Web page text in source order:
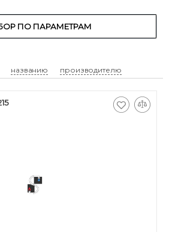
ПО ПАРАМЕТРАМ
названию производителю